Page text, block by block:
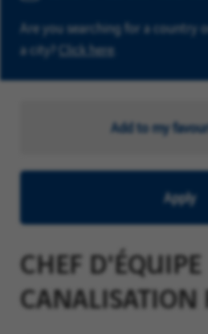
Are you searching for a country
a city? Click here
Add to my
Apply
CHEF D'ÉQUIPE
CANALISATION